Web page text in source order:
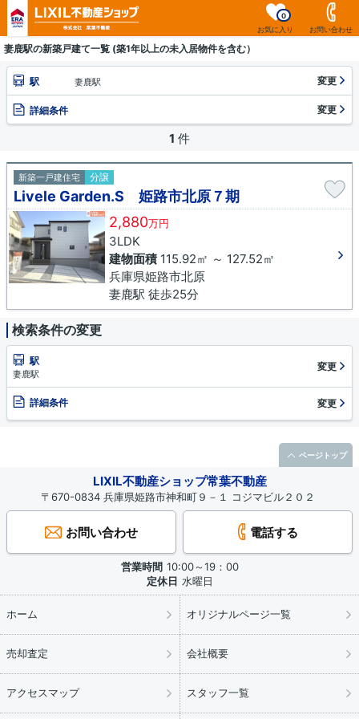
お気に入り
0
お問い合わせ
妻鹿駅の新築戸建て一覧 (築1年以上の未入居物件を含む）
駅 妻鹿駅 変更
詳細条件 変更
1 件
新築一戸建住宅 分譲
Livele Garden.S 姫路市北原７期
2,880万円
3LDK
建物面積115.92㎡ ～ 127.52㎡
兵庫県姫路市北原
妻鹿駅 徒歩25分
検索条件の変更
駅
妻鹿駅
変更
詳細条件 変更
LIXIL不動産ショップ常葉不動産
〒670-0834 兵庫県姫路市神和町９－１ コジマビル２０２
お問い合わせ 電話する
営業時間 10:00～19：00
定休日 水曜日
ホーム オリジナルページ一覧
売却査定 会社概要
アクセスマップ スタッフ一覧
ページトップ